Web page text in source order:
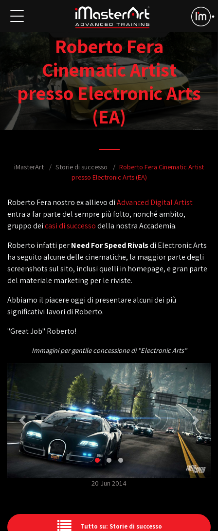
Roberto Fera
Cinematic Artist
presso Electronic Arts
(EA)
iMasterArt Storie di successo
Roberto Fera Cinematic Artist
presso Electronic Arts (EA)
Roberto Fera nostro ex allievo diAdvanced Digital Artist
entra a far parte del sempre più folto, nonché ambito,
gruppo deicasi di successodella nostra Accademia.
Roberto infatti perNeed For Speed Rivalsdi Electronic Arts
ha seguito alcune delle cinematiche, la maggior parte degli
screenshots sul sito, inclusi quelli in homepage, e gran parte
del materiale marketing per le riviste.
Abbiamo il piacere oggi di presentare alcuni dei più
significativi lavori di Roberto.
"Great Job" Roberto!
Immagini per gentile concessione di "Electronic Arts"
20 Jun 2014
Tutto su: Storie di successo